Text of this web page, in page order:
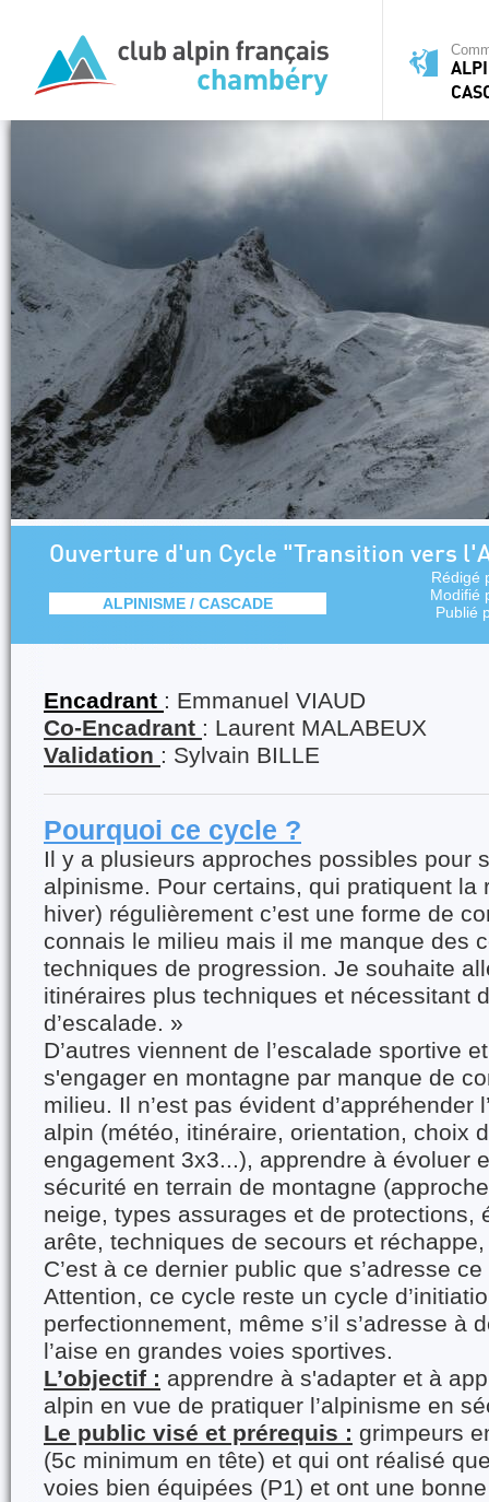
Ouverture d'un Cycle "Transition vers
ALPINISME / CASCADE
Rédigé
Modifié
Publié
Encadrant : Emmanuel VIAUD
Co-Encadrant : Laurent MALABEUX
Validation : Sylvain BILLE
Pourquoi ce cycle ?
Il y a plusieurs approches possibles pour
alpinisme. Pour certains, qui pratiquent la
hiver) régulièrement c’est une forme de
connais le milieu mais il me manque des
techniques de progression. Je souhaite
itinéraires plus techniques et nécessitant
d’escalade. »
D’autres viennent de l’escalade sportive
s'engager en montagne par manque de
milieu. Il n’est pas évident d’appréhender
alpin (météo, itinéraire, orientation, choix
engagement 3x3...), apprendre à évoluer
sécurité en terrain de montagne
neige, types assurages et de protections,
arête, techniques de secours et
C’est à ce dernier public que s’adresse
Attention, ce cycle reste un cycle
perfectionnement, même s’il s’adresse à
l’aise en grandes voies sportives.
L’objectif : apprendre à s'adapter et à
alpin en vue de pratiquer l’alpinisme en
Le public visé et prérequis : grimpeurs
(5c minimum en tête) et qui ont réalisé
voies bien équipées (P1) et ont une